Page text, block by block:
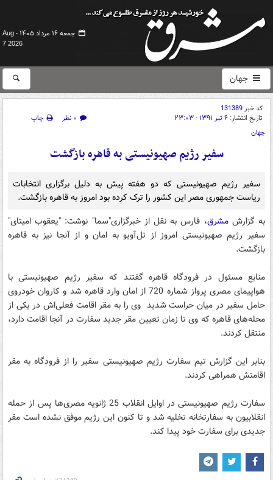
جمعه ۱۶ مرداد ۱۴۰۵ -
Aug
7 2026
جهان
کد خبر131389
تاریخ انتشار: ۶ تیر ۱۳۹۱ - ۲۳:۰۳ ۰ نظر
چاپ
جهان
سفیر رژیم صهیونیستی به قاهره بازگشت
سفیر رژیم صهیونیستی که دو هفته پیش به دلیل برگزاری انتخابات
ریاست جمهوری مصر این کشور را ترک کرده بود امروز به قاهره بازگشت.
به گزارشمشرق، فارس به نقل از خبرگزاری"سما" نوشت: "یعقوب امیتای"
سفیر رژیم صهیونیستی امروز از تل‌آویو به امان و از آنجا نیز به قاهره
بازگشت.
منابع مسئول در فرودگاه قاهره گفتند که سفیر رژیم صهیونیستی با
هواپیمای مصری پرواز شماره 720 از امان وارد قاهره شد و کاروان خودروی
حامل سفیر در میان حراست شدید وی را به مقر اقامت فعلی‌اش در یکی از
محله‌های قاهره که وی تا زمان تعیین مقر جدید سفارت در آنجا اقامت دارد،
منتقل کردند.
بنابر این گزارش تیم سفارت رژیم صهیونیستی سفیر را از فرودگاه به مقر
اقامتش همراهی کردند.
سفارت رژیم صهیونیستی در اوایل انقلاب 25 ژانویه مصری‌ها پس از حمله
انقلابیون به سفارتخانه تخلیه شد و تا کنون این رژیم موفق نشده است مقر
جدیدی برای سفارت خود پیدا کند.